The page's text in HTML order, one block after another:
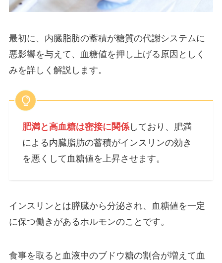
最初に、内臓脂肪の蓄積が糖質の代謝システムに
悪影響を与えて、血糖値を押し上げる原因としく
みを詳しく解説します。
肥満と高血糖は密接に関係しており、肥満
による内臓脂肪の蓄積がインスリンの効き
を悪くして血糖値を上昇させます。
インスリンとは膵臓から分泌され、血糖値を一定
に保つ働きがあるホルモンのことです。
食事を取ると血液中のブドウ糖の割合が増えて血